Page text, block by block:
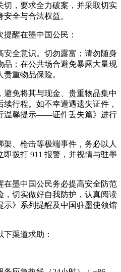
切，要求全力破案，并采取切实
全与合法权益。
醒在墨中国公民：
安全意识。切勿露富；请勿随身
品；在公共场合避免暴露大量现
重物品保险。
避免将其与现金、贵重物品集中
行程。如不幸遭遇遗失证件，
温馨提示——证件丢失篇》 进行
架、枪击等极端事件，务必以人
拨打 911 报警，并视情与驻墨
在墨中国公民务必提高安全防范
，切实做好自我防护，认真阅读
示》系列提醒及中国驻墨使领馆
渠道求助：